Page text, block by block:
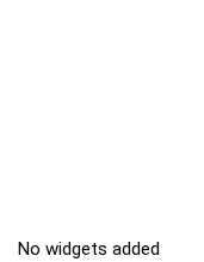
No widgets added